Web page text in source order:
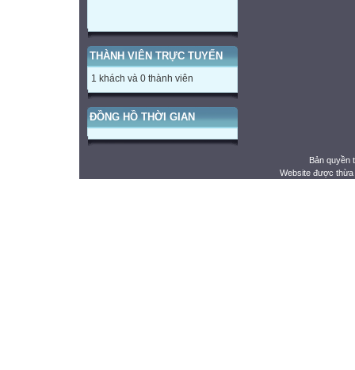
THÀNH VIÊN TRỰC TUYẾN
1 khách và 0 thành viên
ĐỒNG HỒ THỜI GIAN
Bản quyền
Website được